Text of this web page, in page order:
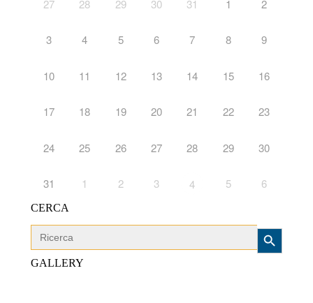
27 28 29 30 31 1 2
3 4 5 6 7 8 9
10 11 12 13 14 15 16
17 18 19 20 21 22 23
24 25 26 27 28 29 30
31 1 2 3 4 5 6
CERCA
Search
for:
Search Button
GALLERY